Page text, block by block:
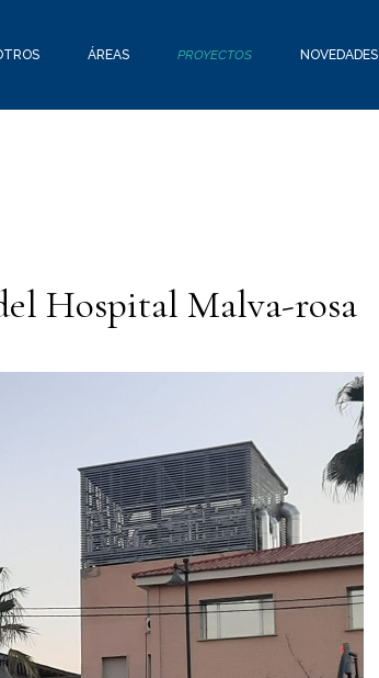
ÁREAS PROYECTOS NOVEDADES
Hospital Malva-rosa